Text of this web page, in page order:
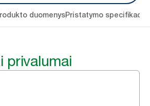
duomenysPristatymo
privalumai